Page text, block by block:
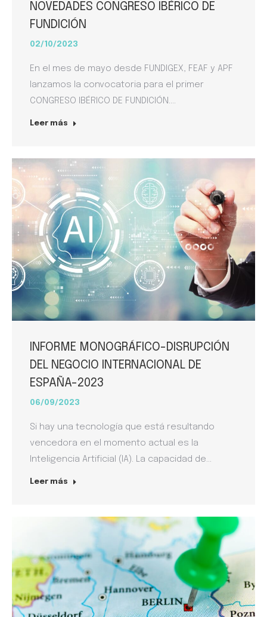
NOVEDADES CONGRESO IBÉRICO DE
FUNDICIÓN
02/10/2023
En el mes de mayo desde FUNDIGEX, FEAF y APF
lanzamos la convocatoria para el primer
CONGRESO IBÉRICO DE FUNDICIÓN.…
Leer más
INFORME MONOGRÁFICO-DISRUPCIÓN
DEL NEGOCIO INTERNACIONAL DE
ESPAÑA-2023
06/09/2023
Si hay una tecnología que está resultando
vencedora en el momento actual es la
Inteligencia Artificial (IA). La capacidad de…
Leer más